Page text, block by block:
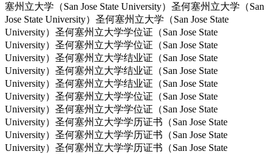
塞州立大学（San Jose State University）圣何塞州立大学（San
Jose State University）圣何塞州立大学（San Jose State
University）圣何塞州立大学学位证（San Jose State
University）圣何塞州立大学学位证（San Jose State
University）圣何塞州立大学结业证（San Jose State
University）圣何塞州立大学结业证（San Jose State
University）圣何塞州立大学结业证（San Jose State
University）圣何塞州立大学学位证（San Jose State
University）圣何塞州立大学学位证（San Jose State
University）圣何塞州立大学学历证书（San Jose State
University）圣何塞州立大学学历证书（San Jose State
University）圣何塞州立大学学历证书（San Jose State